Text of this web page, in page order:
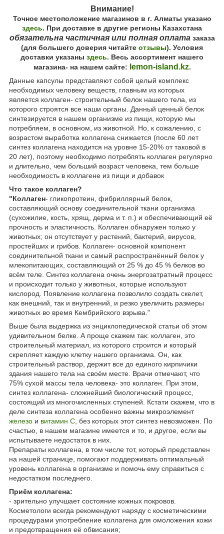
Внимание!
Точное местоположение магазинов в г. Алматы указано
здесь. При доставке в другие регионы Казахстана
обязательна частичная или полная оплатазаказа
(для большего доверия читайте отзывы). Условия
доставки указаны здесь. Весь ассортимент нашего
магазина- на нашем сайте: lemon-island.kz.
Данные капсулы представляют собой целый комплекс
необходимых человеку веществ, главным из которых
является коллаген- строительный белок нашего тела, из
которого строятся все наши органы. Данный ценный белок
синтезируется в нашем организме из пищи, которую мы
потребляем, в основном, из животной. Но, к сожалению, с
возрастом выработка коллагена снижается (после 60 лет
синтез коллагена находится на уровне 15-20% от таковой в
20 лет), поэтому необходимо потреблять коллаген регулярно
и длительно, чем больший возраст человека, тем больше
необходимость в коллагене из пищи и добавок
Что такое коллаген?
"Коллаген- гликопротеин, фибриллярный белок,
составляющий основу соединительной ткани организма
(сухожилие, кость, хрящ, дерма и т. п.) и обеспечивающий её
прочность и эластичность. Коллаген обнаружен только у
животных; он отсутствует у растений, бактерий, вирусов,
простейших и грибов. Коллаген- основной компонент
соединительной ткани и самый распространённый белок у
млекопитающих, составляющий от 25 % до 45 % белков во
всём теле. Синтез коллагена очень энергозатратный процесс
и происходит только у животных, которые используют
кислород. Появление коллагена позволило создать скелет,
как внешний, так и внутренний, и резко увеличить размеры
животных во время Кембрийского взрыва."
Выше была выдержка из энциклопедической статьи об этом
удивительном белке. А проще скажем так: коллаген, это
строительный материал, из которого строится и который
скрепляет каждую клетку нашего организма. Он, как
строительный раствор, держит все до единого кирпичики
здания нашего тела на своём месте. Врачи отмечают, что
75% сухой массы тела человека- это коллаген. При этом,
синтез коллагена- сложнейший биологический процесс,
состоящий из многочисленных ступеней. Кстати скажем, что в
деле синтеза коллагена особенно важны микроэлемент
железо и витамин С , без которых этот синтез невозможен. По
счастью, в нашем магазине имеется и то, и другое, если вы
испытываете недостаток в них.
Препараты коллагена, в том числе тот, который представлен
на нашей странице, помогают поддерживать оптимальный
уровень коллагена в организме и помочь ему справиться с
недостатком последнего.
Приём коллагена:
- зрительно улучшает состояние кожных покровов.
Косметологи всегда рекомендуют наряду с косметическими
процедурами употребление коллагена для омоложения кожи
и предотвращения её обвисания;